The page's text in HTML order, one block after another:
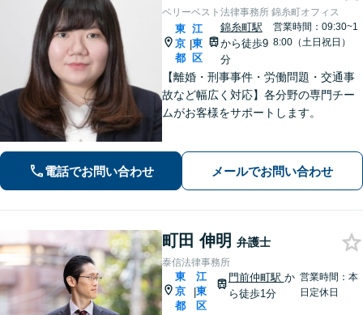
ベリーベスト法律事務所 錦糸町オフィス
東
京
都
|
江
東
区
錦糸町駅
から徒歩9
分
営業時間：09:30~1
8:00（土日祝日）
【離婚・刑事事件・労働問題・交通事
故など幅広く対応】各分野の専門チー
ムがお客様をサポートします。
電話でお問い合わせ メールでお問い合わせ
町田 伸明 弁護士
泰信法律事務所
東
京
都
|
江
東
区
門前仲町駅 か
ら徒歩1分
営業時間：本
日定休日